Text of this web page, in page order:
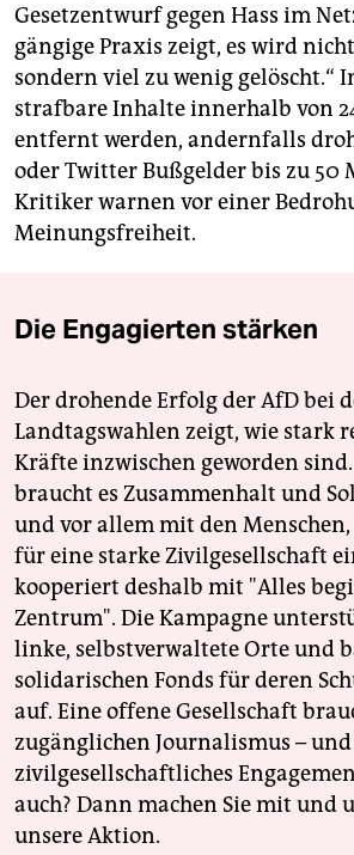
Gesetzentwurf gegen Hass im
gängige Praxis zeigt, es wird
sondern viel zu wenig gelöscht.“
strafbare Inhalte innerhalb von
entfernt werden, andernfalls
oder Twitter Bußgelder bis zu 50
Kritiker warnen vor einer
Meinungsfreiheit.
Die Engagierten stärken
Der drohende Erfolg der AfD bei
Landtagswahlen zeigt, wie stark
Kräfte inzwischen geworden
braucht es Zusammenhalt und
und vor allem mit den
für eine starke Zivilgesellschaft
kooperiert deshalb mit "Alles
Zentrum". Die Kampagne
linke, selbstverwaltete Orte und
solidarischen Fonds für deren
auf. Eine offene Gesellschaft
zugänglichen Journalismus – und
zivilgesellschaftliches
auch? Dann machen Sie mit und
unsere Aktion.